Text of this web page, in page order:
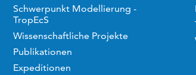
Schwerpunkt Modellierung -
TropEcS
Wissenschaftliche Projekte
Publikationen
Expeditionen